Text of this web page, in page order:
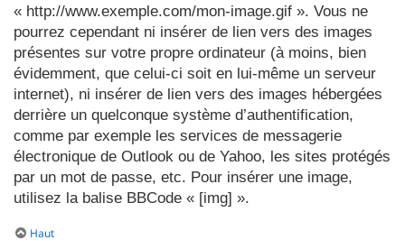
« http://www.exemple.com/mon-image.gif ». Vous ne
pourrez cependant ni insérer de lien vers des images
présentes sur votre propre ordinateur (à moins, bien
évidemment, que celui-ci soit en lui-même un serveur
internet), ni insérer de lien vers des images hébergées
derrière un quelconque système d’authentification,
comme par exemple les services de messagerie
électronique de Outlook ou de Yahoo, les sites protégés
par un mot de passe, etc. Pour insérer une image,
utilisez la balise BBCode « [img] ».
Haut